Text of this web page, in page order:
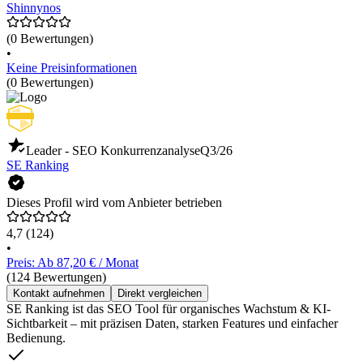
Shinnynos
(0 Bewertungen)
•
Keine Preisinformationen
(0 Bewertungen)
Leader - SEO KonkurrenzanalyseQ3/26
SE Ranking
Dieses Profil wird vom Anbieter betrieben
4,7 (124)
•
Preis: Ab 87,20 € / Monat
(124 Bewertungen)
Kontakt aufnehmen Direkt vergleichen
SE Ranking ist das SEO Tool für organisches Wachstum & KI-
Sichtbarkeit – mit präzisen Daten, starken Features und einfacher
Bedienung.